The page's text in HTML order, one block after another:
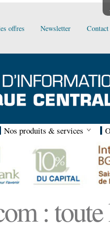
offres Newsletter Contact
Nos produits & services
: